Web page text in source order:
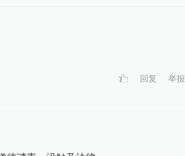
回复 举报